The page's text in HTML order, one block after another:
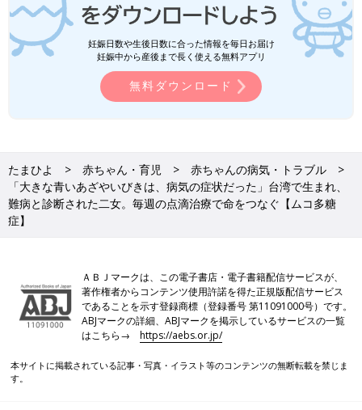
「台湾の家族会会長を紹介してもらい、メールで連絡をすると、
なんと翌日に会いに来てくださったんです。娘の様子を見て『1
歳前に造血細胞の移植を行えば発達の遅れを防げる可能性があ
る』と、治療についてのアドバイスもくれました。移植すると、
その後、亡くなってしまうこともあると聞いて怖い気持ちがあっ
たのですが、この言葉で移植の選択肢を考え始めました。
有効なのではないかと考え、夫に相談すると彼も同じ意見でし
た。
家族4人が一緒に生活できる台湾での移植を考え医師に相談しま
したが、適合するドナーが見つからず、私たちは日本で美月の造
晴子さんは、美月ちゃんの治療を受ける場所として、当初は自分
と夫の実家がある北海道を考えました。2024年7月、北海道の病
院で移植の可能性について相談したところ、移植件数が多い東京
の国立成育医療研究センターの受診をすすめられます。
「北海道の病院から紹介を受け、8月に国立成育医療研究センタ
ーを受診しました。台湾での血液検査結果を見せて適合するドナ
妊娠日数や生後日数に合った情報を毎日お届け
妊娠中から産後まで長く使える無料アプリ
無料ダウンロード
たまひよ 赤ちゃん・育児
赤ちゃんの病気・トラブル
「大きな青いあざやいびきは、病気の症状だった」台湾で生まれ、
難病と診断された二女。毎週の点滴治療で命をつなぐ【ムコ多糖
症】
ＡＢＪマークは、この電子書店・電子書籍配信サービスが、
著作権者からコンテンツ使用許諾を得た正規版配信サービス
であることを示す登録商標（登録番号 第11091000号）です。
ABJマークの詳細、ABJマークを掲示しているサービスの一覧
はこちら→https://aebs.or.jp/
本サイトに掲載されている記事・写真・イラスト等のコンテンツの無断転載を禁じま
す。